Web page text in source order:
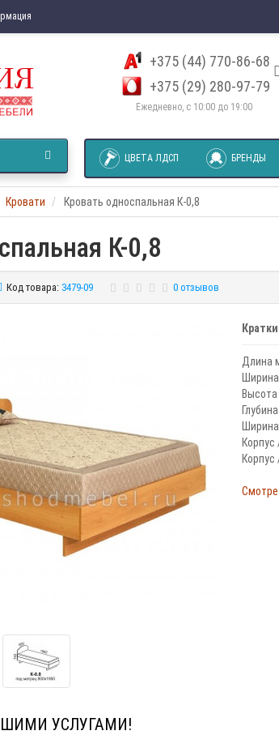
+375 (44) 770-86-68
+375 (29) 280-97-79
Ежедневно, с 10:00 до 19:00
ЦВЕТА ЛДСП БРЕНДЫ
Кровати Кровать односпальная К-0,8
К-0,8
Код товара: 3479-09 0 отзывов
Длина
Высота
УСЛУГАМИ!